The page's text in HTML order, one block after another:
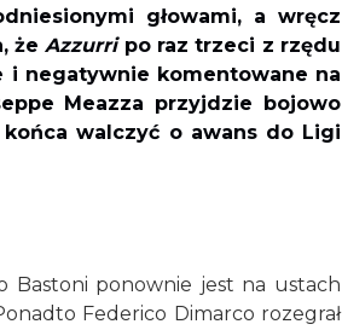
głowami, a wręcz
żeAzzurripo raz trzeci z rzędu
i negatywnie komentowane na
Meazza przyjdzie bojowo
walczyć o awans do Ligi
Bastoni ponownie jest na ustach
Federico Dimarco rozegrał